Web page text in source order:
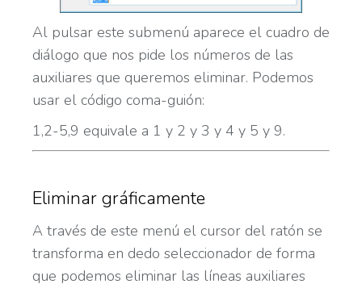
Al pulsar este submenú aparece el cuadro de
diálogo que nos pide los números de las
auxiliares que queremos eliminar. Podemos
usar el código coma-guión:
1,2-5,9 equivale a 1 y 2 y 3 y 4 y 5 y 9.
Eliminar gráficamente
A través de este menú el cursor del ratón se
transforma en dedo seleccionador de forma
que podemos eliminar las líneas auxiliares